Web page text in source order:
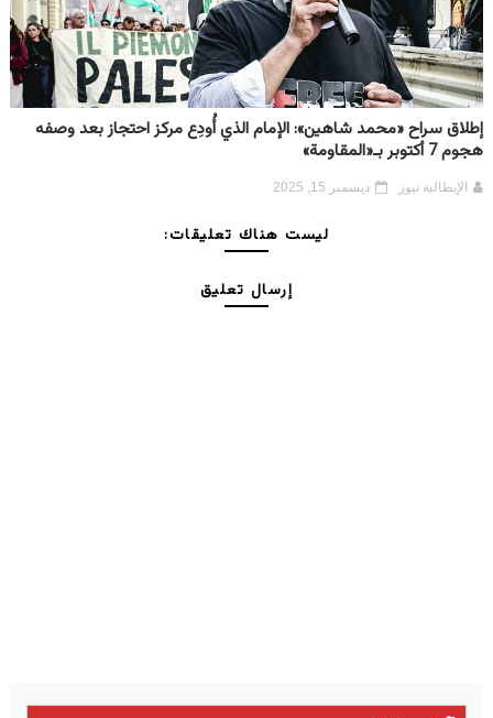
إطلاق سراح «محمد شاهين»: الإمام الذي أُودِع مركز احتجاز بعد وصفه
هجوم 7 أكتوبر بـ«المقاومة»
الإيطالية نيوز ديسمبر 15, 2025
ليست هناك تعليقات:
إرسال تعليق